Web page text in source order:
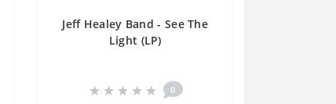
Jeff Healey Band - See The
Light (LP)
0